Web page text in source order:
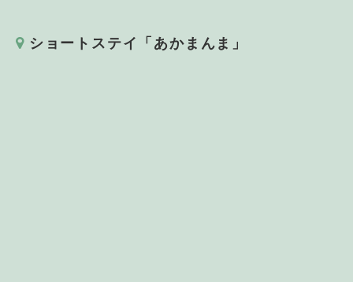
ショートステイ「あかまんま」